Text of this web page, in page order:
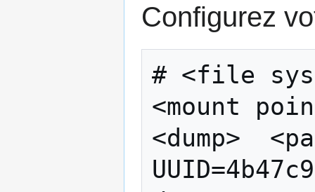
Configurez
# <file
<mount
<dump>